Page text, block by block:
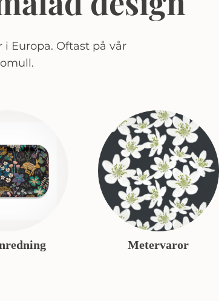
Europa. Oftast på vår
Metervaror